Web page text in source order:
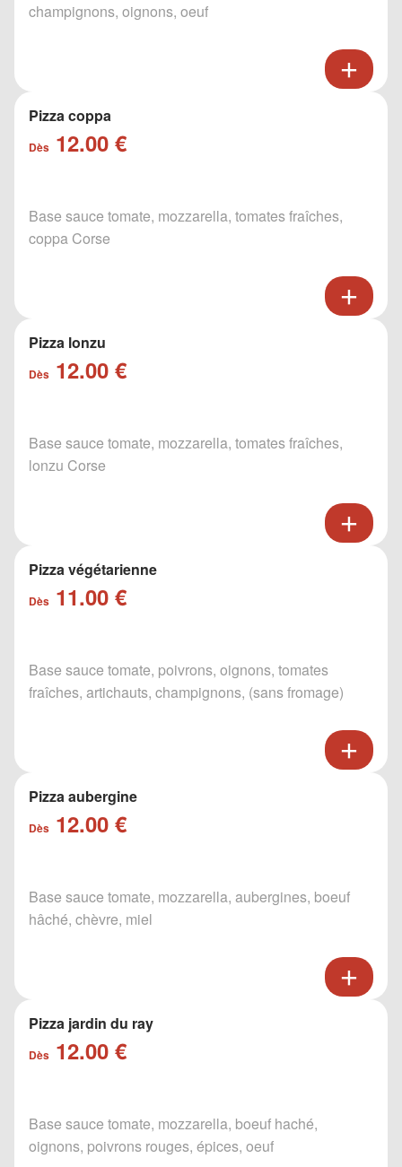
champignons, oignons, oeuf
Pizza coppa
Dès 12.00 €
Base sauce tomate, mozzarella, tomates fraîches,
coppa Corse
Pizza lonzu
Dès 12.00 €
Base sauce tomate, mozzarella, tomates fraîches,
lonzu Corse
Pizza végétarienne
Dès 11.00 €
Base sauce tomate, poivrons, oignons, tomates
fraîches, artichauts, champignons, (sans fromage)
Pizza aubergine
Dès 12.00 €
Base sauce tomate, mozzarella, aubergines, boeuf
hâché, chèvre, miel
Pizza jardin du ray
Dès 12.00 €
Base sauce tomate, mozzarella, boeuf haché,
oignons, poivrons rouges, épices, oeuf